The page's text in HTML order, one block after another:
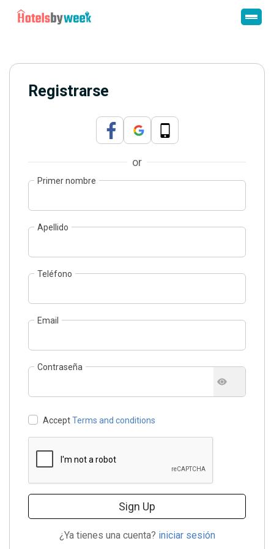
Registrarse
or
Primer nombre
Apellido
Teléfono
Email
Contraseña
AcceptTerms and conditions
Sign Up
¿Ya tienes una cuenta? iniciar sesión